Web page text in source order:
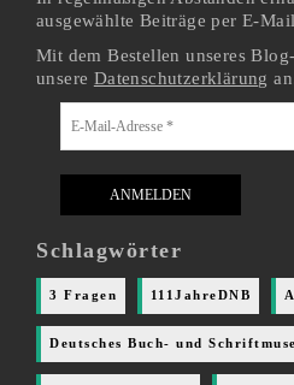
ausgewählte Beiträge per E-
Mit dem Bestellen unseres
unsere Datenschutzerklärung
Schlagwörter
3 Fragen 111JahreDNB
Deutsches Buch- und